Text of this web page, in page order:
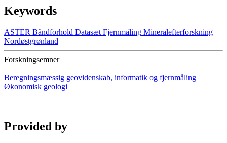
Keywords
ASTER Båndforhold Datasæt Fjernmåling Mineralefterforskning
Nordøstgrønland
Forskningsemner
Beregningsmæssig geovidenskab, informatik og fjernmåling
Økonomisk geologi
Provided by